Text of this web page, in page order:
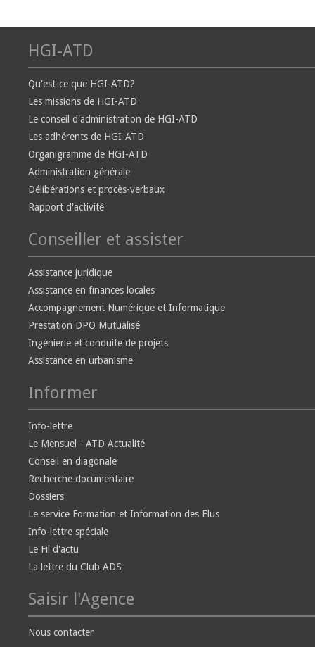
HGI-ATD
Qu'est-ce que HGI-ATD?
Les missions de HGI-ATD
Le conseil d'administration de HGI-ATD
Les adhérents de HGI-ATD
Organigramme de HGI-ATD
Administration générale
Délibérations et procès-verbaux
Rapport d'activité
Conseiller et assister
Assistance juridique
Assistance en finances locales
Accompagnement Numérique et Informatique
Prestation DPO Mutualisé
Ingénierie et conduite de projets
Assistance en urbanisme
Informer
Info-lettre
Le Mensuel - ATD Actualité
Conseil en diagonale
Recherche documentaire
Dossiers
Le service Formation et Information des Elus
Info-lettre spéciale
Le Fil d'actu
La lettre du Club ADS
Saisir l'Agence
Nous contacter